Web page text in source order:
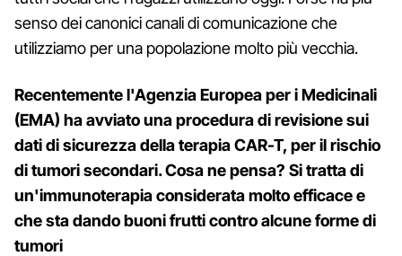
senso dei canonici canali di comunicazione che
utilizziamo per una popolazione molto più vecchia.
Recentemente l'Agenzia Europea per i Medicinali
(EMA) ha avviato una procedura di revisione sui
dati di sicurezza della terapia CAR-T, per il rischio
di tumori secondari. Cosa ne pensa? Si tratta di
un'immunoterapia considerata molto efficace e
che sta dando buoni frutti contro alcune forme di
tumori